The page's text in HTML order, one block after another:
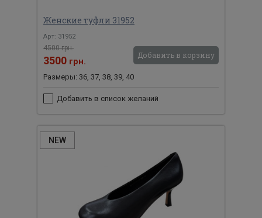
Женские туфли 31952
Арт: 31952
4500 грн.
3500 грн.
Добавить в корзину
Размеры: 36, 37, 38, 39, 40
Добавить в список желаний
NEW